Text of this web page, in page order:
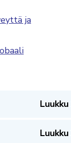
ja
Luukku
Luukku